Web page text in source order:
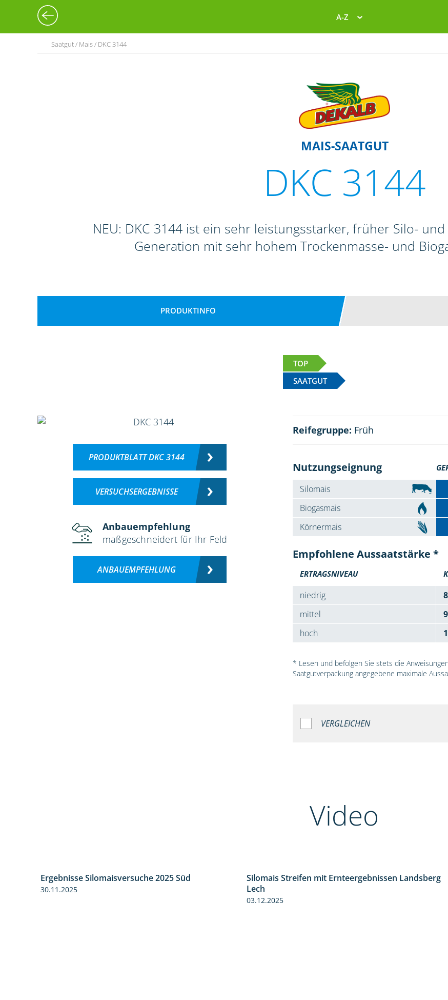
A-Z
Saatgut / Mais / DKC 3144
MAIS-SAATGUT
DKC 3144
NEU: DKC 3144 ist ein sehr leistungsstarker, früher Silo-
Generation mit sehr hohem Trockenmasse- und
PRODUKTINFO
TOP
SAATGUT
PRODUKTBLATT DKC 3144
VERSUCHSERGEBNISSE
Anbauempfehlung
maßgeschneidert für Ihr Feld
ANBAUEMPFEHLUNG
Reifegruppe: Früh
Nutzungseignung
Silomais
Biogasmais
Körnermais
Empfohlene Aussaatstärke *
ERTRAGSNIVEAU
niedrig
mittel
hoch
* Lesen und befolgen Sie stets die
Saatgutverpackung angegebene maximale
VERGLEICHEN
Video
Ergebnisse Silomaisversuche 2025 Süd
30.11.2025
Silomais Streifen mit Ernteergebnissen Landsberg
Lech
03.12.2025